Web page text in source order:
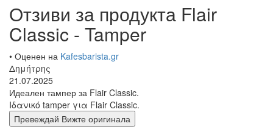
Отзиви за продукта Flair
Classic - Tamper
• Оценен на Kafesbarista.gr
Δημήτρης
21.07.2025
Идеален тампер за Flair Classic.
Ιδανικό tamper για Flair Classic.
Превеждай Вижте оригинала